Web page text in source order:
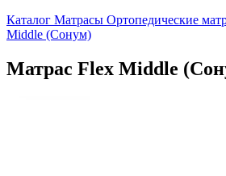
Каталог Матрасы Ортопедические
Middle (Сонум)
Матрас Flex Middle